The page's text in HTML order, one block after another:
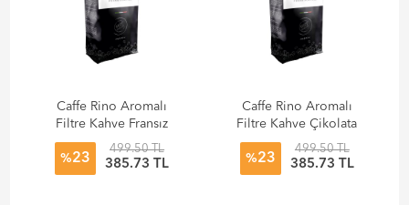
Caffe Rino Aromalı
Filtre Kahve Fransız
Vanilyası 250 gr
%23
499.50 TL
385.73 TL
Caffe Rino Aromalı
Filtre Kahve Çikolata
Frambuaz 250 gr
%23
499.50 TL
385.73 TL